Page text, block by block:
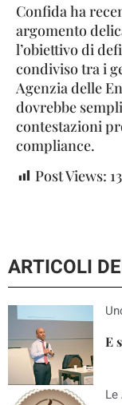
Confida ha
argomento
l’obiettivo di
condiviso tra i
Agenzia delle
dovrebbe
contestazioni
compliance.
Post Views:
ARTICOLI
E
Le